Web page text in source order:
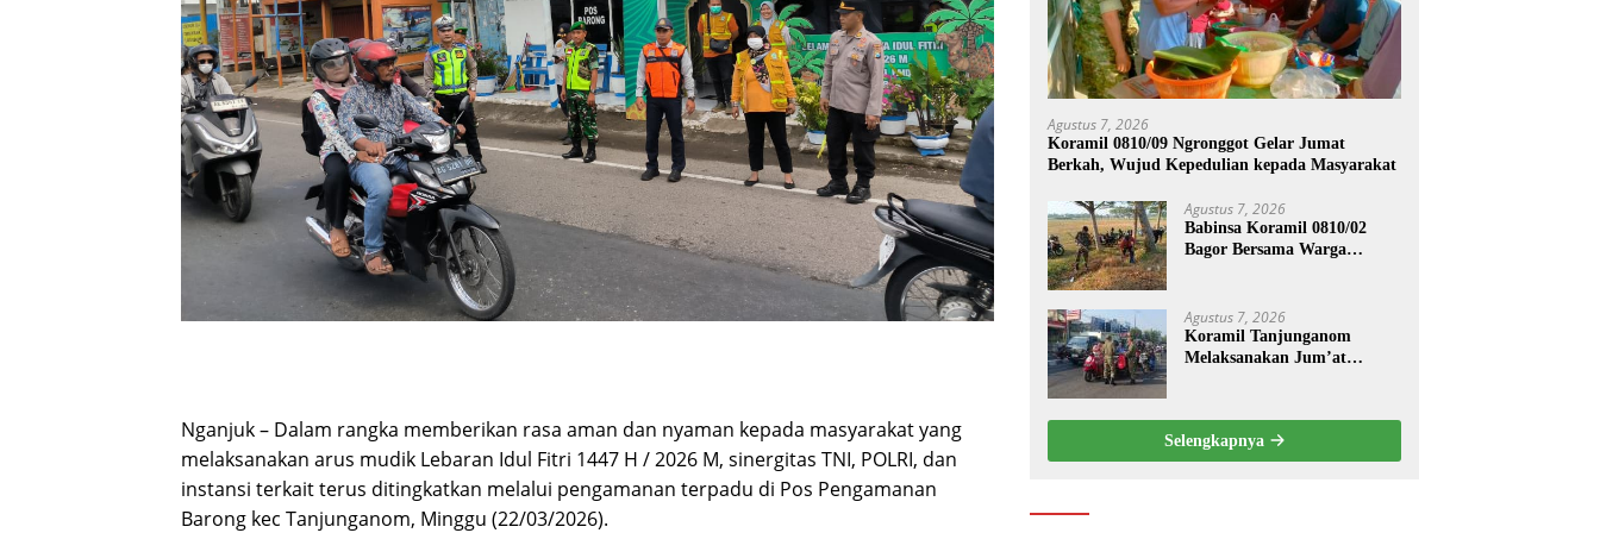
Nganjuk – Dalam rangka memberikan rasa aman dan nyaman kepada masyarakat yang
melaksanakan arus mudik Lebaran Idul Fitri 1447 H / 2026 M, sinergitas TNI, POLRI, dan
instansi terkait terus ditingkatkan melalui pengamanan terpadu di Pos Pengamanan
Barong kec Tanjunganom, Minggu (22/03/2026).
Agustus 7, 2026
Koramil 0810/09 Ngronggot Gelar Jumat
Berkah, Wujud Kepedulian kepada Masyarakat
Agustus 7, 2026
Babinsa Koramil 0810/02
Bagor Bersama Warga
Agustus 7, 2026
Koramil Tanjunganom
Melaksanakan Jum’at
Selengkapnya